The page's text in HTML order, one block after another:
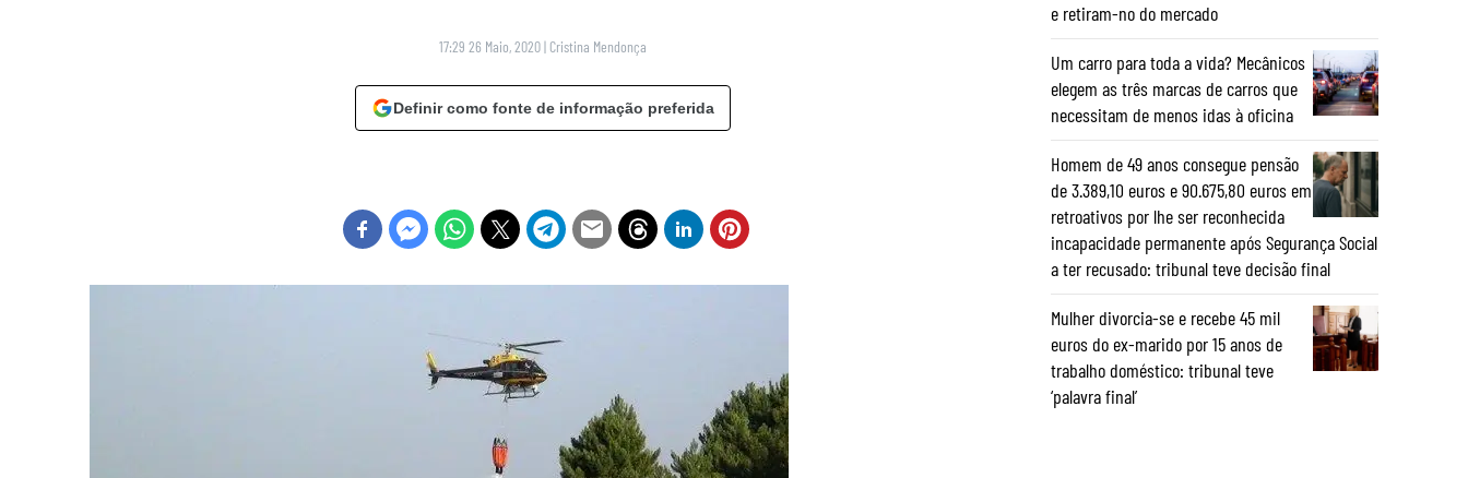
17:29 26 Maio, 2020| Cristina Mendonça
Definir como fonte de informação preferida
e retiram-no do mercado
Um carro para toda a vida? Mecânicos
elegem as três marcas de carros que
necessitam de menos idas à oficina
Homem de 49 anos consegue pensão
de 3.389,10 euros e 90.675,80 euros em
retroativos por lhe ser reconhecida
incapacidade permanente após Segurança Social
a ter recusado: tribunal teve decisão final
Mulher divorcia-se e recebe 45 mil
euros do ex-marido por 15 anos de
trabalho doméstico: tribunal teve
‘palavra final’